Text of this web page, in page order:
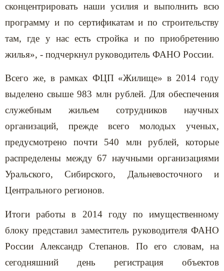
сконцентрировать наши усилия и выполнить всю
программу и по сертификатам и по строительству
там, где у нас есть стройка и по приобретению
жилья», - подчеркнул руководитель ФАНО России.
Всего же, в рамках ФЦП «Жилище» в 2014 году
выделено свыше 983 млн рублей. Для обеспечения
служебным жильем сотрудников научных
организаций, прежде всего молодых ученых,
предусмотрено почти 540 млн рублей, которые
распределены между 67 научными организациями
Уральского, Сибирского, Дальневосточного и
Центрального регионов.
Итоги работы в 2014 году по имущественному
блоку представил заместитель руководителя ФАНО
России Александр Степанов. По его словам, на
сегодняшний день регистрация объектов